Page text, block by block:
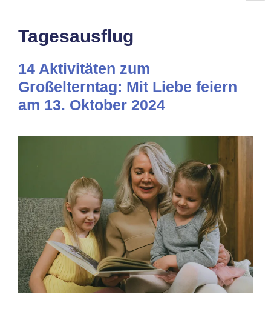
Tagesausflug
14 Aktivitäten zum
Großelterntag: Mit Liebe feiern
am 13. Oktober 2024